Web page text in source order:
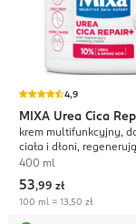
4,9
MIXA Urea Cica
krem multifunkcyjny,
ciała i dłoni,
400 ml
53,99 zł
100 ml = 13,50 zł